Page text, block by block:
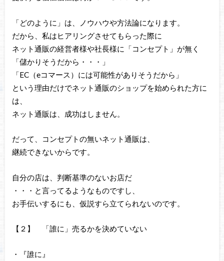
「どのように」は、ノウハウや方法論になります。
だから、私はヒアリングさせてもらった際に
ネット通販の経営者様や社長様に「コンセプト」が無く
「儲かりそうだから・・・」
「EC（eコマース）には可能性がありそうだから」
という理由だけでネット通販のショップを始められた方に
は、
ネット通販は、成功はしません。
だって、コンセプトの無いネット通販は、
継続できないからです。
自分の店は、判断基準のないお店だ
・・・と言ってるようなものですし、
お手伝いするにも、仮説すら立てられないのです。
【２】 「誰に」売るかを決めていない
・『誰に』